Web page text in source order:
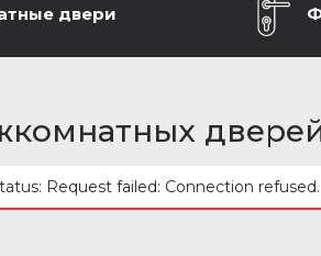
двери
Request failed: Connection refused.